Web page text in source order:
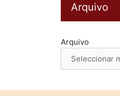
Arquivo
Arquivo